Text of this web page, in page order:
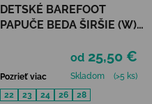
DETSKÉ BAREFOOT
PAPUČE BEDA ŠIRŠIE (W)
od 25,50 €
Pozrieť viac Skladom
(>5 ks)
22
23 24 26
28